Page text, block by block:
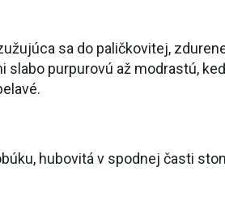
sa do paličkovitej,
purpurovú až modrastú,
hubovitá v spodnej časti